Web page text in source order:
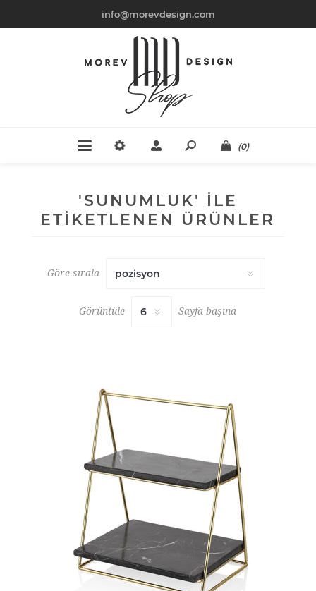
info@morevdesign.com
(0)
'SUNUMLUK' ILE
ETIKETLENEN ÜRÜNLER
Göre sırala
Görüntüle Sayfa başına